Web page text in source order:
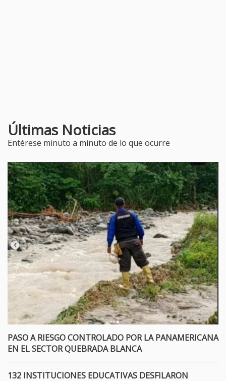
Últimas Noticias
Entérese minuto a minuto de lo que ocurre
PASO A RIESGO CONTROLADO POR LA PANAMERICANA
EN EL SECTOR QUEBRADA BLANCA
132 INSTITUCIONES EDUCATIVAS DESFILARON